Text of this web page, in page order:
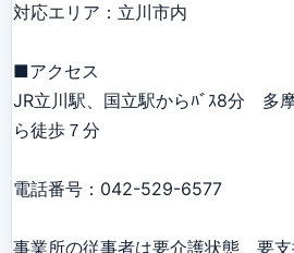
対応エリア：立川市内
■アクセス
JR立川駅、国立駅からﾊﾞｽ8分　多
ら徒歩７分
電話番号：042-529-6577
事業所の従事者は要介護状態、要